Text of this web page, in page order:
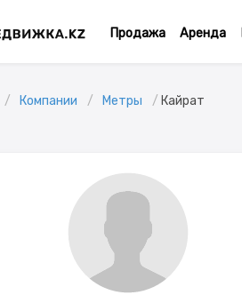
Продажа Аренда
Компании Метры Кайрат